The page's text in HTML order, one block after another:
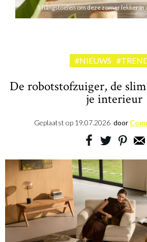
5 hangstoelen om deze zomer lekker in
#NIEUWS
De robotstofzuiger, de
je interieur
Geplaatst op 19.07.2026 door